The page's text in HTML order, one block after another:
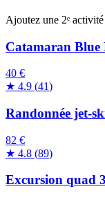
Ajoutez une 2ᵉ
Catamaran
40 €
★ 4.9 (41)
Randonnée jet-
82 €
★ 4.8 (89)
Excursion quad